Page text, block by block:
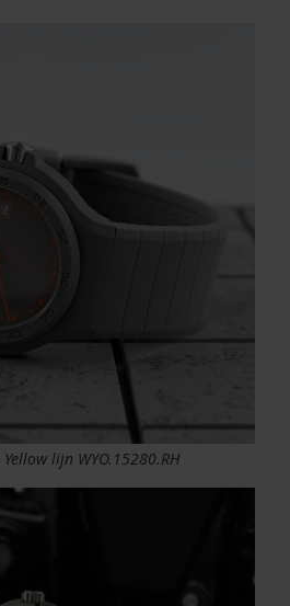
lijn WYO.15280.RH